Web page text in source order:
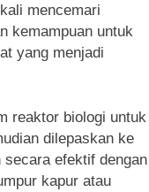
mencemari
kemampuan untuk
yang menjadi
reaktor biologi untuk
dilepaskan ke
efektif dengan
kapur atau